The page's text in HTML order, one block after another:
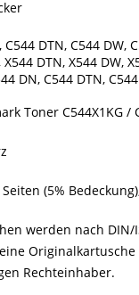
DTN, C544 DW,
DTN, X544 DW,
DN, C544 DTN,
Toner C544X1KG /
(5%
werden nach
Rechteinhaber.